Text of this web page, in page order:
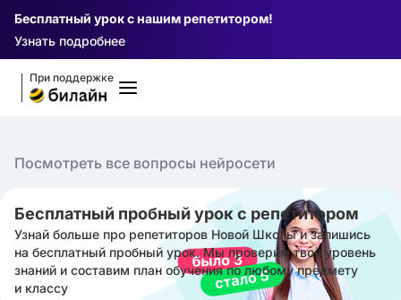
Бесплатный урок с нашим репетитором!
Узнать подробнее
При поддержке
Посмотреть все вопросы нейросети
Бесплатный пробный урок с репетитором
Узнай больше про репетиторов Новой Школы и запишись
на бесплатный пробный урок. Мы проверим твой уровень
знаний и составим план обучения по любому предмету
и классу